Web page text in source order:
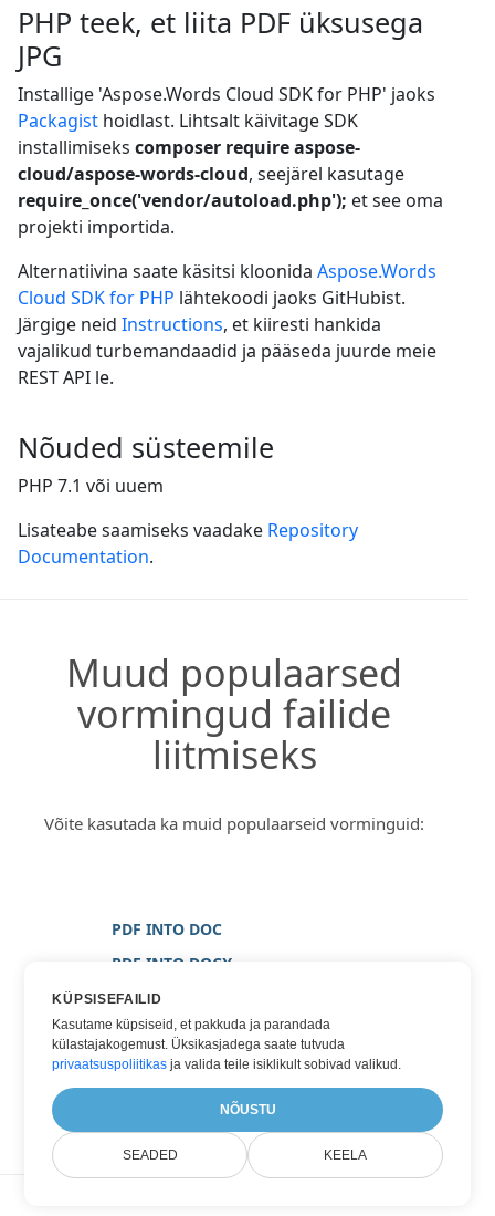
PHP teek, et liita PDF üksusega
JPG
Installige 'Aspose.Words Cloud SDK for PHP' jaoks
Packagist hoidlast. Lihtsalt käivitage SDK
installimiseks composer require aspose-
cloud/aspose-words-cloud, seejärel kasutage
require_once('vendor/autoload.php'); et see oma
projekti importida.
Alternatiivina saate käsitsi kloonida Aspose.Words
Cloud SDK for PHP lähtekoodi jaoks GitHubist.
Järgige neid Instructions, et kiiresti hankida
vajalikud turbemandaadid ja pääseda juurde meie
REST API le.
Nõuded süsteemile
PHP 7.1 või uuem
Lisateabe saamiseks vaadake Repository
Documentation.
Muud populaarsed
vormingud failide
liitmiseks
Võite kasutada ka muid populaarseid vorminguid:
PDF INTO DOC
PDF INTO DOCX
PDF INTO PILT
PDF INTO PNG
PDF INTO WORD
KÜPSISEFAILID
Kasutame küpsiseid, et pakkuda ja parandada
külastajakogemust. Üksikasjadega saate tutvuda
privaatsuspoliitikas ja valida teile isiklikult sobivad valikud.
NÕUSTU
SEADED KEELA